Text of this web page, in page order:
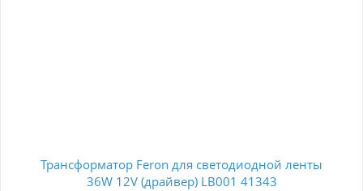
Трансформатор Feron для светодиодной ленты
36W 12V (драйвер) LB001 41343